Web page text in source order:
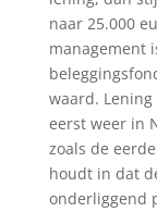
naar 25.000
management
waard.
eerst weer in
zoals de
houdt in dat
onderliggend